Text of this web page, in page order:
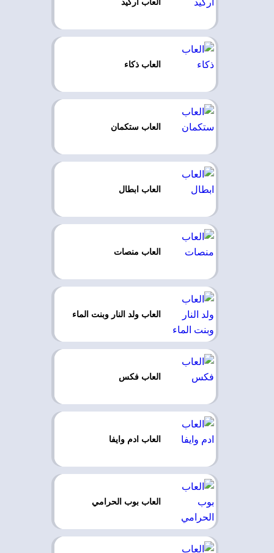
العاب ذكاء
العاب ستكمان
العاب ابطال
العاب منصات
العاب ولد النار وبنت الماء
العاب فكس
العاب ادم وايفا
العاب بوب الحرامي